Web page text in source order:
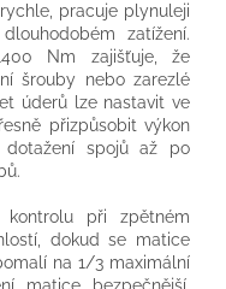
pracuje plynuleji
zatížení.
Nm zajišťuje, že
šrouby nebo zarezlé
úderů lze nastavit ve
přizpůsobit výkon
spojů až po
kontrolu při zpětném
dokud se matice
na 1/3 maximální